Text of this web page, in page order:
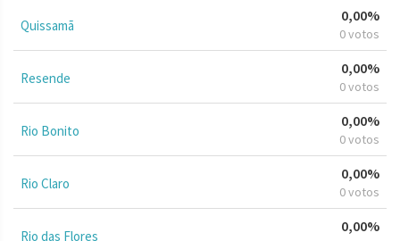
Quissamã
0,00%
0 votos
Resende
0,00%
0 votos
Rio Bonito
0,00%
0 votos
Rio Claro
0,00%
0 votos
Rio das Flores
0,00%